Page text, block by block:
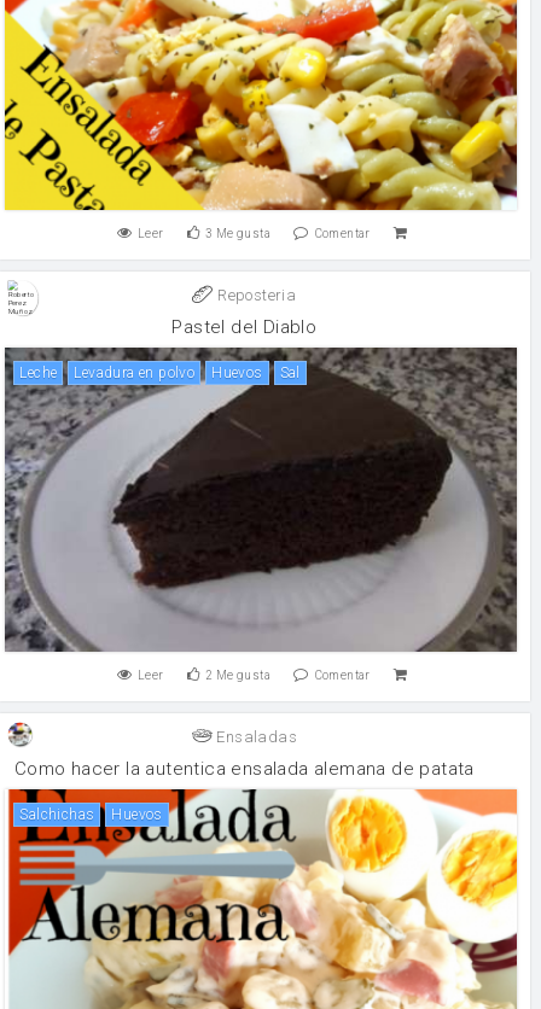
Leer 3 Me gusta Comentar
Reposteria
Pastel del Diablo
leche levadura en polvo huevos sal
Leer 2 Me gusta Comentar
Ensaladas
Como hacer la autentica ensalada alemana de patata
Salchichas huevos